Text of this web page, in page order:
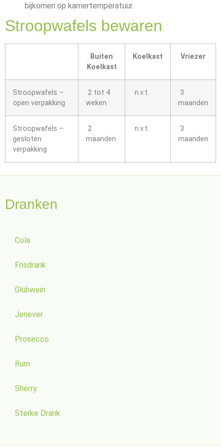
bijkomen op kamertemperatuur.
Stroopwafels bewaren
Buiten
Koelkast
Koelkast Vriezer
Stroopwafels –
open verpakking
2 tot 4
weken
n.v.t.
3
maanden
Stroopwafels –
gesloten
verpakking
2
maanden
n.v.t.
3
maanden
Dranken
Cola
Frisdrank
Glühwein
Jenever
Prosecco
Rum
Sherry
Sterke Drank